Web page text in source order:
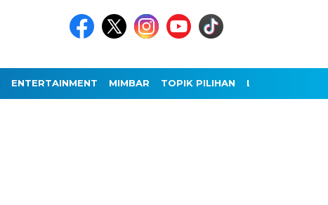
ENTERTAINMENT MIMBAR TOPIK PILIHAN LAINNYA